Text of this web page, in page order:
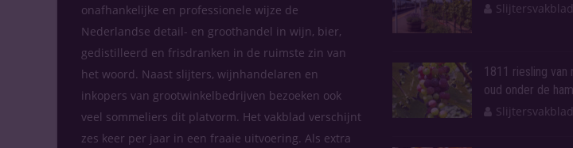
onafhankelijke en professionele wijze de
Nederlandse detail- en groothandel in wijn, bier,
gedistilleerd en frisdranken in de ruimste zin van
het woord. Naast slijters, wijnhandelaren en
inkopers van grootwinkelbedrijven bezoeken ook
veel sommeliers dit platvorm. Het vakblad verschijnt
zes keer per jaar in een fraaie uitvoering. Als extra
Slijtersvakblad
1811 riesling
oud onder de
Slijtersvakblad